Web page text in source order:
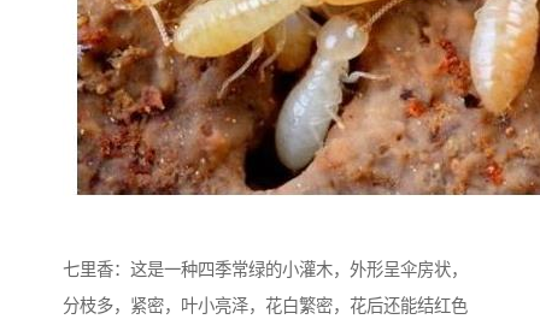
七里香：这是一种四季常绿的小灌木，外形呈伞房状，
分枝多，紧密，叶小亮泽，花白繁密，花后还能结红色